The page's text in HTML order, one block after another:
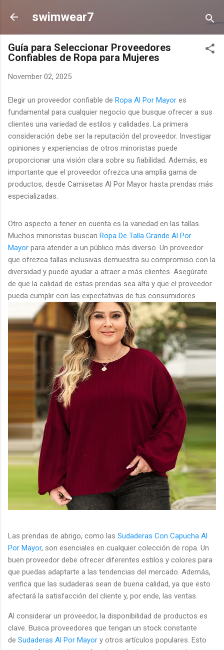
Skip to main content
swimwear7
Guía para Seleccionar Proveedores
Confiables de Ropa para Mujeres
November 02, 2025
Elegir un proveedor confiable de Ropa Al Por Mayor es
fundamental para cualquier negocio que busque ofrecer a sus
clientes una variedad de estilos y calidades. La primera
consideración debe ser la reputación del proveedor. Investigar
opiniones y experiencias de otros minoristas puede
proporcionar una visión clara sobre su fiabilidad. Además, es
importante que el proveedor ofrezca una amplia gama de
productos, desde Camisetas Al Por Mayor hasta prendas más
especializadas.
Otro aspecto a tener en cuenta es la variedad en las tallas.
Muchos minoristas buscan Ropa De Talla Grande Al Por
Mayor para atender a un público más diverso. Un proveedor
que ofrezca tallas inclusivas demuestra su compromiso con la
diversidad y puede ayudar a atraer a más clientes. Asegúrate
de que la calidad de estas prendas sea alta y que el proveedor
pueda cumplir con las expectativas de tus consumidores.
Las prendas de abrigo, como las Sudaderas Con Capucha Al
Por Mayor, son esenciales en cualquier colección de ropa. Un
buen proveedor debe ofrecer diferentes estilos y colores para
que puedas adaptarte a las tendencias del mercado. Además,
verifica que las sudaderas sean de buena calidad, ya que esto
afectará la satisfacción del cliente y, por ende, las ventas.
Al considerar un proveedor, la disponibilidad de productos es
clave. Busca proveedores que tengan un stock constante
de Sudaderas Al Por Mayor y otros artículos populares. Esto